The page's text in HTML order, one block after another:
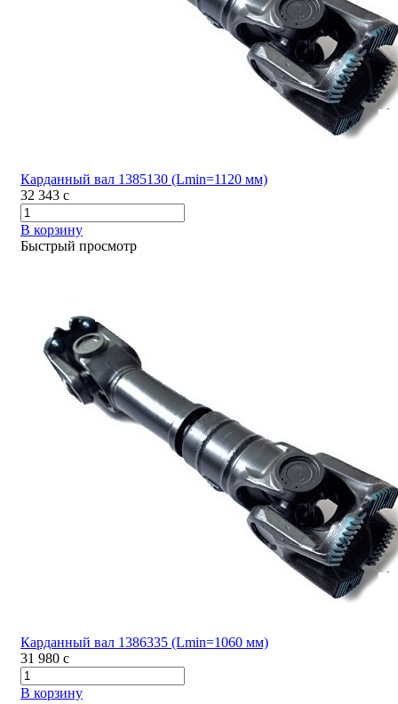
Карданный вал 1385130 (Lmin=1120 мм)
32 343 c
В корзину
Быстрый просмотр
Карданный вал 1386335 (Lmin=1060 мм)
31 980 c
В корзину